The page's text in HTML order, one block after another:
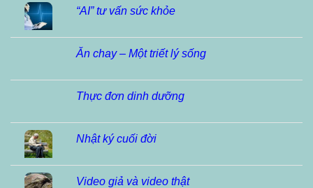
“AI” tư vấn sức khỏe
Ăn chay – Một triết lý sống
Thực đơn dinh dưỡng
Nhật ký cuối đời
Video giả và video thật